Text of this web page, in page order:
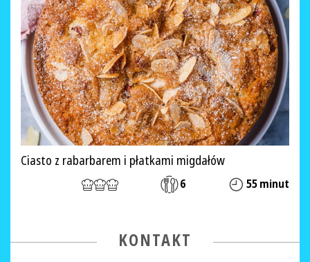
Ciasto z rabarbarem i płatkami migdałów
6 55 minut
KONTAKT